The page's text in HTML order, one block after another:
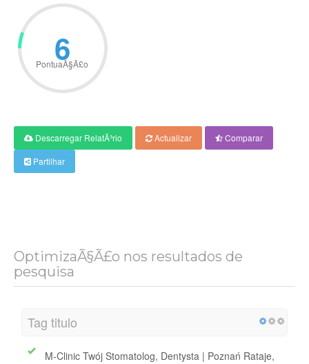
6
PontuaÃ§Ã£o
Descarregar RelatÃ³rio Actualizar
Comparar
Partilhar
OptimizaÃ§Ã£o nos resultados de
pesquisa
Tag titulo
M-Clinic Twój Stomatolog, Dentysta | Poznań Rataje,